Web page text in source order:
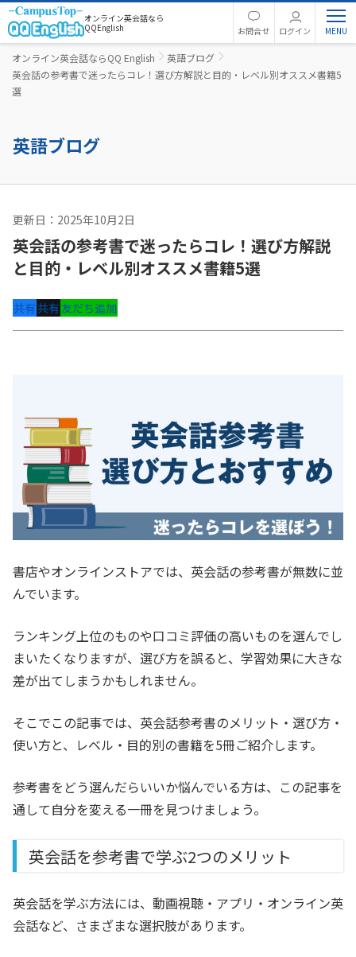
オンライン英会話なら
QQEnglish
お問合せ ログイン
オンライン英会話ならQQ English
英語ブログ
英会話の参考書で迷ったらコレ！選び方解説と目的・レベル別オススメ書籍5
選
英語ブログ
更新日：2025年10月2日
英会話の参考書で迷ったらコレ！選び方解説
と目的・レベル別オススメ書籍5選
共有共有友だち追加
書店やオンラインストアでは、英会話の参考書が無数に並
んでいます。
ランキング上位のものや口コミ評価の高いものを選んでし
まいたくなりますが、選び方を誤ると、学習効果に大きな
差が出てしまうかもしれません。
そこでこの記事では、英会話参考書のメリット・選び方・
使い方と、レベル・目的別の書籍を5冊ご紹介します。
参考書をどう選んだらいいか悩んでいる方は、この記事を
通して自分を変える一冊を見つけましょう。
英会話を参考書で学ぶ2つのメリット
英会話を学ぶ方法には、動画視聴・アプリ・オンライン英
会話など、さまざまな選択肢があります。